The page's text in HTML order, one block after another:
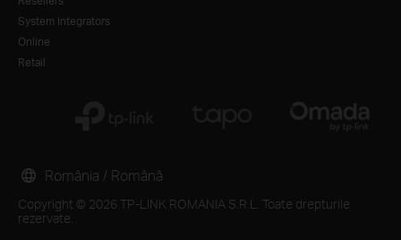
System Integrators
Online
Retail
Copyright © 2026 TP-LINK ROMANIA S.R.L. Toate drepturile
rezervate.
România / Română